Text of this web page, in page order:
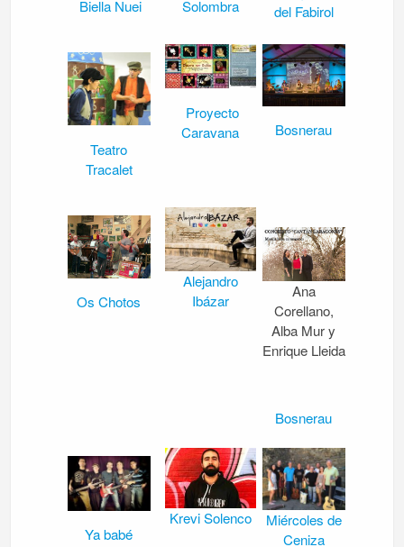
Biella Nuei Solombra
del Fabirol
Teatro
Tracalet
Proyecto
Caravana
Bosnerau
Os Chotos
Alejandro
Ibázar
Ana
Corellano,
Alba Mur y
Enrique Lleida
Bosnerau
Ya babé
Krevi Solenco
Miércoles de
Ceniza